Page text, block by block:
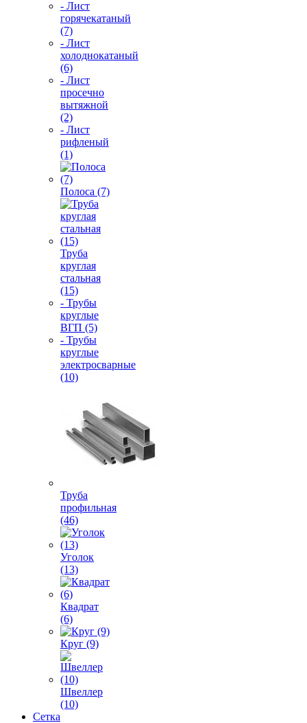
- Лист
горячекатаный
(7)
- Лист
холоднокатаный
(6)
- Лист
просечно
вытяжной
(2)
- Лист
рифленый
(1)
Полоса (7)
Труба
круглая
стальная
(15)
- Трубы
круглые
ВГП (5)
- Трубы
круглые
электросварные
(10)
Труба
профильная
(46)
Уголок
(13)
Квадрат
(6)
Круг (9)
Швеллер
(10)
Сетка